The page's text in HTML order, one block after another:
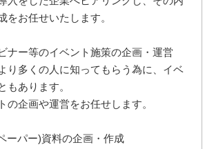
をお任せいたします。
ナー等のイベント施策の企画・運営
り多くの人に知ってもらう為に、イベ
もあります。
企画や運営をお任せします。
ーパー)資料の企画・作成